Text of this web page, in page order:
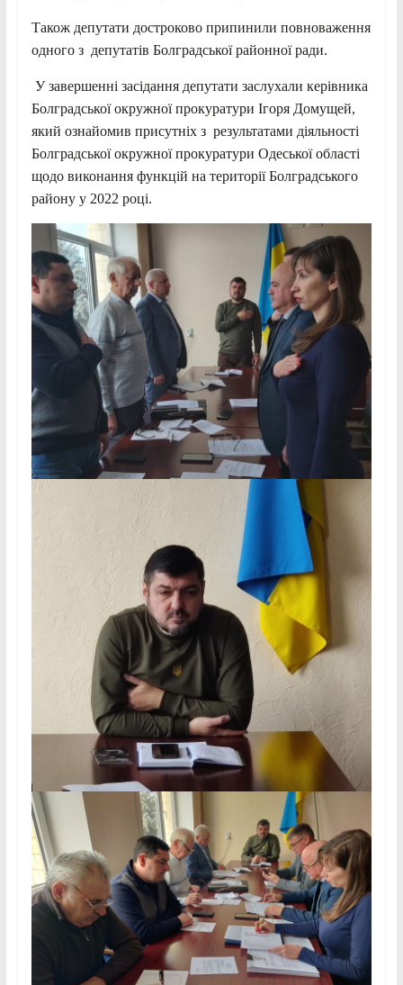
Також депутати достроково припинили повноваження
одного з депутатів Болградської районної ради.
У завершенні засідання депутати заслухали керівника
Болградської окружної прокуратури Ігоря Домущей,
який ознайомив присутніх з результатами діяльності
Болградської окружної прокуратури Одеської області
щодо виконання функцій на території Болградського
району у 2022 році.